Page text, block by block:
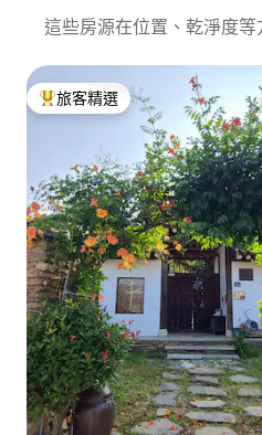
這些房源在位置、乾淨度等
旅客精選榜首
旅客精選